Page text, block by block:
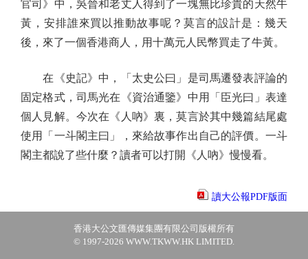
官司》中，吳晉和老丈人得到了一塊無比珍貴的天然牛
黃，安排誰來買以推動故事呢？莫言的設計是：幾天
後，來了一個香港商人，用十萬元人民幣買走了牛黃。
在《史記》中，「太史公曰」是司馬遷發表評論的
固定格式，司馬光在《資治通鑒》中用「臣光曰」表達
個人見解。今次在《人吶》裏，莫言於其中幾篇結尾處
使用「一斗閣主曰」，來給故事作出自己的評價。一斗
閣主都說了些什麼？讀者可以打開《人吶》慢慢看。
讀大公報PDF版面
香港大公文匯傳媒集團有限公司版權所有
© 1997-2026 WWW.TKWW.HK LIMITED.